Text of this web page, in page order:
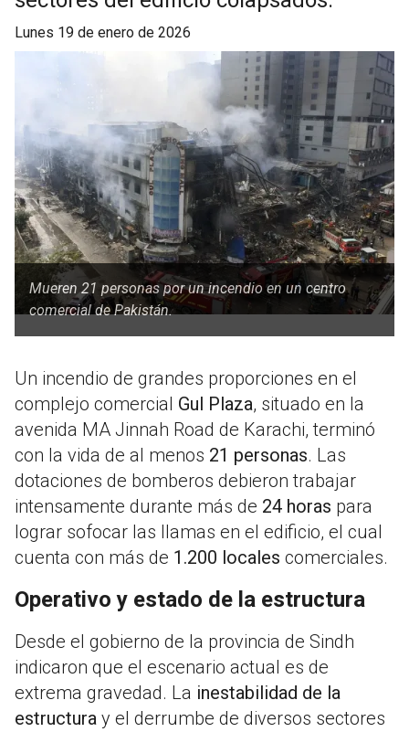
lunes 19 de enero de 2026
Mueren 21 personas por un incendio en un centro
comercial de Pakistán.
Un incendio de grandes proporciones en el
complejo comercial Gul Plaza, situado en la
avenida MA Jinnah Road de Karachi, terminó
con la vida de al menos 21 personas. Las
dotaciones de bomberos debieron trabajar
intensamente durante más de 24 horas para
lograr sofocar las llamas en el edificio, el cual
cuenta con más de 1.200 locales comerciales.
Operativo y estado de la estructura
Desde el gobierno de la provincia de Sindh
indicaron que el escenario actual es de
extrema gravedad. La inestabilidad de la
estructura y el derrumbe de diversos sectores